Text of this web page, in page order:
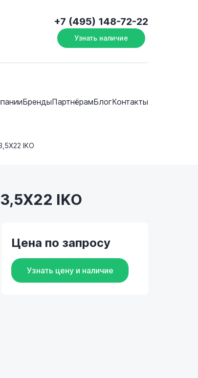
+7 (495) 148-72-22
Узнать наличие
БрендыПартнёрамБлогКонтакты
IKO
IKO
Цена по запросу
Узнать цену и наличие